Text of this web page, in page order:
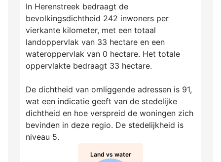
In Herenstreek bedraagt de
bevolkingsdichtheid 242 inwoners per
vierkante kilometer, met een totaal
landoppervlak van 33 hectare en een
wateroppervlak van 0 hectare. Het totale
oppervlakte bedraagt 33 hectare.
De dichtheid van omliggende adressen is 91,
wat een indicatie geeft van de stedelijke
dichtheid en hoe verspreid de woningen zich
bevinden in deze regio. De stedelijkheid is
niveau 5.
Land vs water